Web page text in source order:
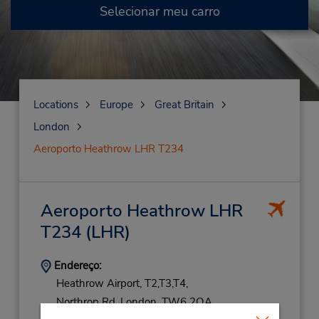
Selecionar meu carro
Locations Europe
Great Britain
London
Aeroporto Heathrow LHR T234
Aeroporto Heathrow LHR
T234(LHR)
Endereço:
Heathrow Airport, T2,T3,T4,
Northrop Rd, London, TW6 2QA,